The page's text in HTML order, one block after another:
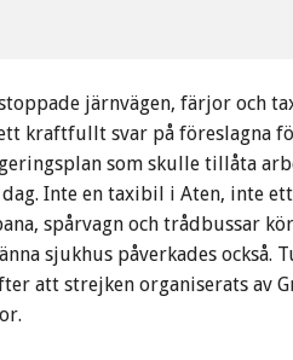
järnvägen, färjor och
kraftfullt svar på föreslagna
som skulle tillåta
Inte en taxibil i Aten, inte
spårvagn och trådbussar
sjukhus påverkades också.
att strejken organiserats av